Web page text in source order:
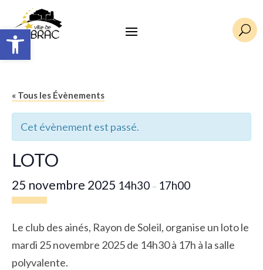
Ouvrir la barre d’outils U
« Tous les Évènements
Cet évènement est passé.
LOTO
25 novembre 2025 14h30 – 17h00
Le club des ainés, Rayon de Soleil, organise un loto le
mardi 25 novembre 2025 de 14h30 à 17h à la salle
polyvalente.